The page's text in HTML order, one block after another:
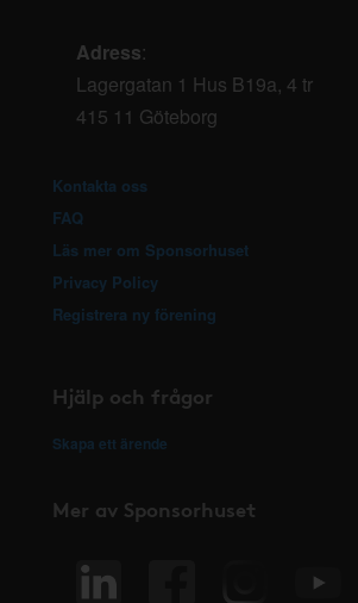
Adress:
Lagergatan 1 Hus B19a, 4 tr
415 11 Göteborg
Kontakta oss
FAQ
Läs mer om Sponsorhuset
Privacy Policy
Registrera ny förening
Hjälp och frågor
Skapa ett ärende
Mer av Sponsorhuset